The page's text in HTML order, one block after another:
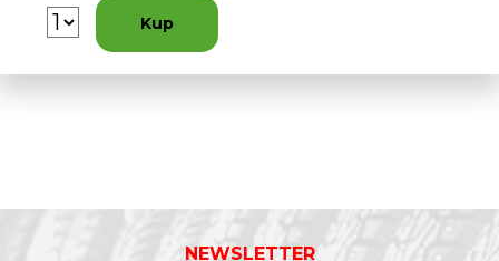
Kup
NEWSLETTER